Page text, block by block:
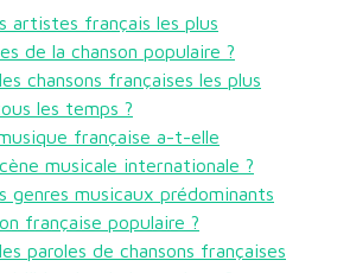
artistes français les plus
de la chanson populaire ?
chansons françaises les plus
les temps ?
française a-t-elle
musicale internationale ?
genres musicaux prédominants
française populaire ?
paroles de chansons françaises